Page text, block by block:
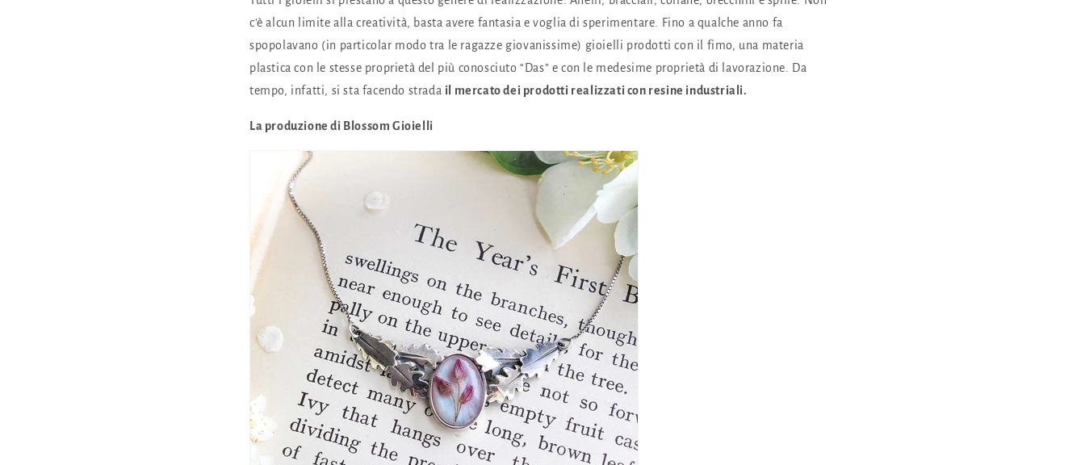
c’è alcun limite alla creatività, basta avere fantasia e voglia di sperimentare. Fino a qualche anno fa
spopolavano (in particolar modo tra le ragazze giovanissime) gioielli prodotti con il fimo, una materia
plastica con le stesse proprietà del più conosciuto “Das” e con le medesime proprietà di lavorazione. Da
tempo, infatti, si sta facendo strada il mercato dei prodotti realizzati con resine industriali.
La produzione di Blossom Gioielli